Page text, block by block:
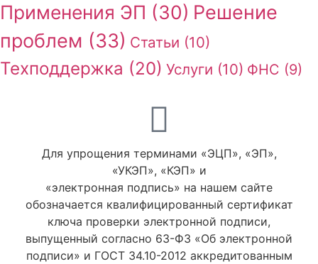
Применения ЭП (30) Решение
проблем (33) Статьи (10)
Техподдержка (20) Услуги (10) ФНС (9)
Для упрощения терминами «ЭЦП», «ЭП»,
«УКЭП», «КЭП» и
«электронная подпись» на нашем сайте
обозначается квалифицированный сертификат
ключа проверки электронной подписи,
выпущенный согласно 63-ФЗ «Об электронной
подписи» и ГОСТ 34.10-2012 аккредитованным